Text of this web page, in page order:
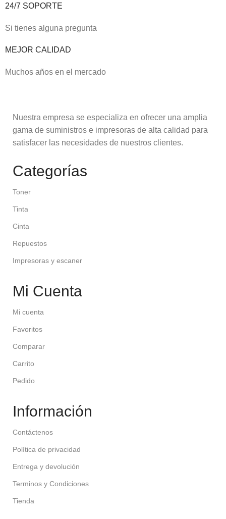
24/7 SOPORTE
Si tienes alguna pregunta
MEJOR CALIDAD
Muchos años en el mercado
Nuestra empresa se especializa en ofrecer una amplia
gama de suministros e impresoras de alta calidad para
satisfacer las necesidades de nuestros clientes.
Categorías
Toner
Tinta
Cinta
Repuestos
Impresoras y escaner
Mi Cuenta
Mi cuenta
Favoritos
Comparar
Carrito
Pedido
Información
Contáctenos
Política de privacidad
Entrega y devolución
Terminos y Condiciones
Tienda